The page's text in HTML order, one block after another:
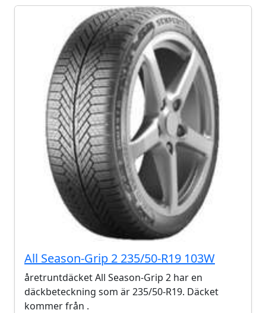
All Season-Grip 2 235/50-R19 103W
åretruntdäcket All Season-Grip 2 har en
däckbeteckning som är 235/50-R19. Däcket
kommer från .